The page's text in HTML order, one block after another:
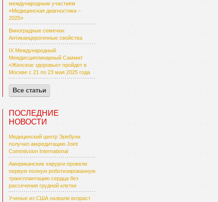
международным участием
«Медицинская диагностика –
2025»
Виноградные семечки:
Антиканцерогенные свойства
IX Международный
Междисциплинарный Саммит
«Женское здоровье» пройдет в
Москве с 21 по 23 мая 2025 года
Все статьи
ПОСЛЕДНИЕ
НОВОСТИ
Медицинский центр Эребуни
получил аккредитацию Joint
Commission International
Американские хирурги провели
первую полную роботизированную
трансплантацию сердца без
рассечения грудной клетки
Ученые из США назвали возраст